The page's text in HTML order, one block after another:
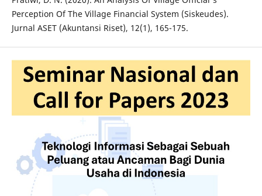
Perception Of The Village Financial System (Siskeudes).
Jurnal ASET (Akuntansi Riset), 12(1), 165-175.